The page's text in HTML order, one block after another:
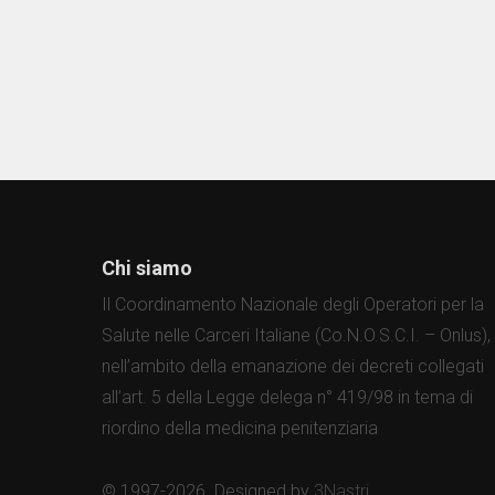
Chi siamo
Il Coordinamento Nazionale degli Operatori per la
Salute nelle Carceri Italiane (Co.N.O.S.C.I. – Onlus),
nell’ambito della emanazione dei decreti collegati
all’art. 5 della Legge delega n° 419/98 in tema di
riordino della medicina penitenziaria